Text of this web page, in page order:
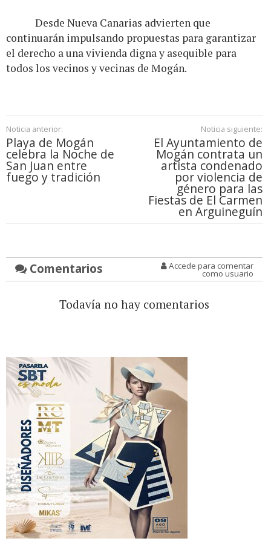
Desde Nueva Canarias advierten que
continuarán impulsando propuestas para garantizar
el derecho a una vivienda digna y asequible para
todos los vecinos y vecinas de Mogán.
Noticia anterior:
Playa de Mogán
celebra la Noche de
San Juan entre
fuego y tradición
Noticia siguiente:
El Ayuntamiento de
Mogán contrata un
artista condenado
por violencia de
género para las
Fiestas de El Carmen
en Arguineguín
Comentarios Accede para comentar
como usuario
Todavía no hay comentarios